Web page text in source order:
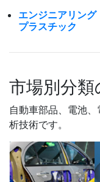
エンジニアリング
プラスチック
市場別分類
自動車部品、電池
析技術です。